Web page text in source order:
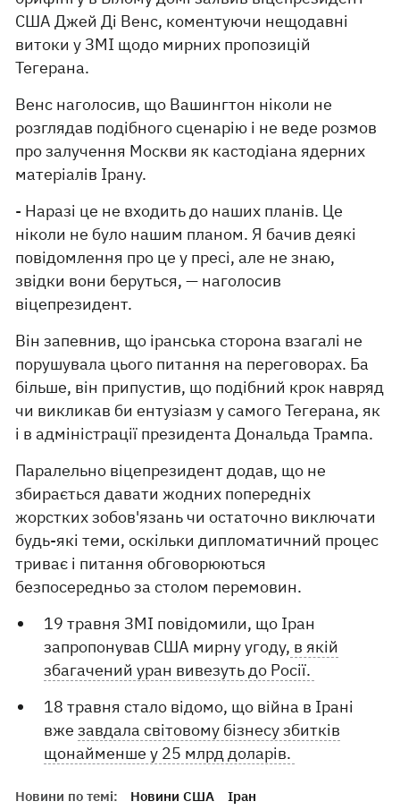
США Джей Ді Венс, коментуючи нещодавні
витоки у ЗМІ щодо мирних пропозицій
Тегерана.
Венс наголосив, що Вашингтон ніколи не
розглядав подібного сценарію і не веде розмов
про залучення Москви як кастодіана ядерних
матеріалів Ірану.
- Наразі це не входить до наших планів. Це
ніколи не було нашим планом. Я бачив деякі
повідомлення про це у пресі, але не знаю,
звідки вони беруться, — наголосив
віцепрезидент.
Він запевнив, що іранська сторона взагалі не
порушувала цього питання на переговорах. Ба
більше, він припустив, що подібний крок навряд
чи викликав би ентузіазм у самого Тегерана, як
і в адміністрації президента Дональда Трампа.
Паралельно віцепрезидент додав, що не
збирається давати жодних попередніх
жорстких зобов'язань чи остаточно виключати
будь-які теми, оскільки дипломатичний процес
триває і питання обговорюються
безпосередньо за столом перемовин.
19 травня ЗМІ повідомили, що Іран
запропонував США мирну угоду, в якій
збагачений уран вивезуть до Росії.
18 травня стало відомо, що війна в Ірані
вжезавдала світовому бізнесу збитків
щонайменше у 25 млрд доларів.
Новини по темі: Новини США
Іран